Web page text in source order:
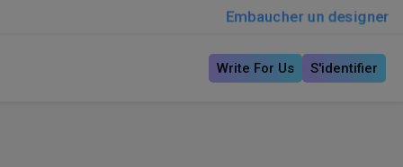
Embaucher un designer
Write For Us S'identifier